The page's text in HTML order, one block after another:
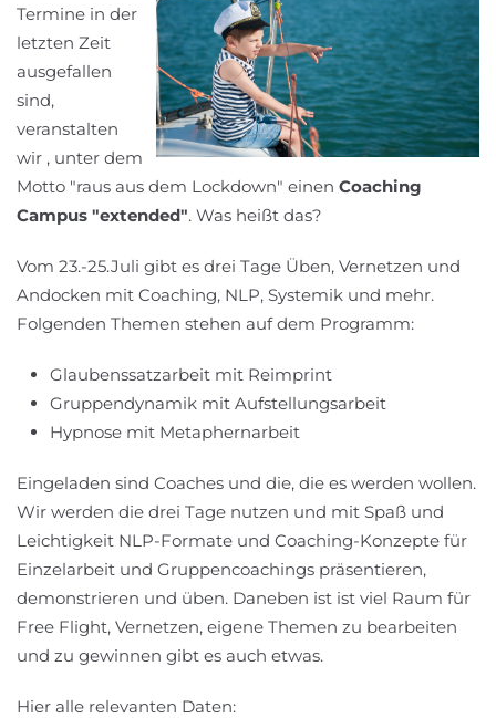
Termine in der
letzten Zeit
ausgefallen
sind,
veranstalten
wir , unter dem
Motto "raus aus dem Lockdown" einen Coaching
Campus "extended". Was heißt das?
Vom 23.-25.Juli gibt es drei Tage Üben, Vernetzen und
Andocken mit Coaching, NLP, Systemik und mehr.
Folgenden Themen stehen auf dem Programm:
Glaubenssatzarbeit mit Reimprint
Gruppendynamik mit Aufstellungsarbeit
Hypnose mit Metaphernarbeit
Eingeladen sind Coaches und die, die es werden wollen.
Wir werden die drei Tage nutzen und mit Spaß und
Leichtigkeit NLP-Formate und Coaching-Konzepte für
Einzelarbeit und Gruppencoachings präsentieren,
demonstrieren und üben. Daneben ist ist viel Raum für
Free Flight, Vernetzen, eigene Themen zu bearbeiten
und zu gewinnen gibt es auch etwas.
Hier alle relevanten Daten: